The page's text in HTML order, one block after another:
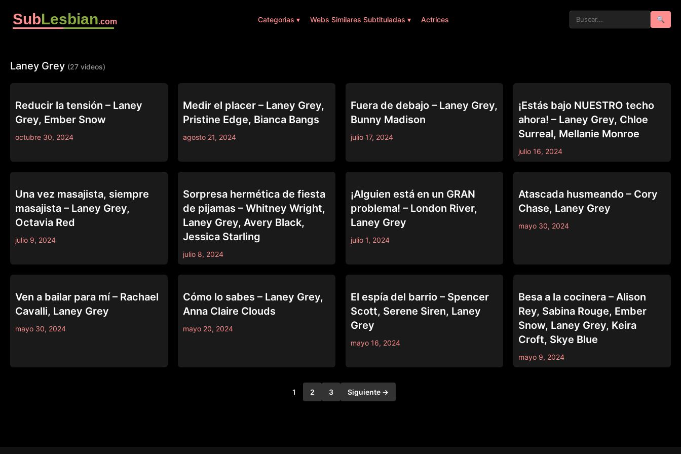
SubLesbian.com Categorias ▾ Webs Similares Subtituladas ▾ Actrices 🔍
Laney Grey (27 videos)
Reducir la tensión – Laney
Grey, Ember Snow
octubre 30, 2024
Medir el placer – Laney Grey,
Pristine Edge, Bianca Bangs
agosto 21, 2024
Fuera de debajo – Laney Grey,
Bunny Madison
julio 17, 2024
¡Estás bajo NUESTRO techo
ahora! – Laney Grey, Chloe
Surreal, Mellanie Monroe
julio 16, 2024
Una vez masajista, siempre
masajista – Laney Grey,
Octavia Red
julio 9, 2024
Sorpresa hermética de fiesta
de pijamas – Whitney Wright,
Laney Grey, Avery Black,
Jessica Starling
julio 8, 2024
¡Alguien está en un GRAN
problema! – London River,
Laney Grey
julio 1, 2024
Atascada husmeando – Cory
Chase, Laney Grey
mayo 30, 2024
Ven a bailar para mí – Rachael
Cavalli, Laney Grey
mayo 30, 2024
Cómo lo sabes – Laney Grey,
Anna Claire Clouds
mayo 20, 2024
El espía del barrio – Spencer
Scott, Serene Siren, Laney
Grey
mayo 16, 2024
Besa a la cocinera – Alison
Rey, Sabina Rouge, Ember
Snow, Laney Grey, Keira
Croft, Skye Blue
mayo 9, 2024
1 2 3 Siguiente →